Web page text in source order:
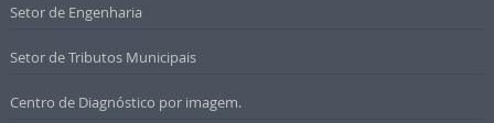
Setor de Engenharia
Setor de Tributos Municipais
Centro de Diagnóstico por imagem.